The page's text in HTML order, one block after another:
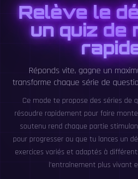
Relève le
un quiz de
Réponds vite, gagne un
transforme chaque série de
Ce mode te propose des séries de
résoudre rapidement pour faire
soutenu rend chaque partie
pour progresser ou que tu lances un
exercices variés et adaptés à
l’entraînement plus vivant